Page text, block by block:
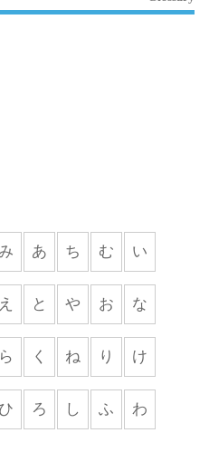
あ ち む い
え と や お な
ら く ね り け
ひ ろ し ふ わ